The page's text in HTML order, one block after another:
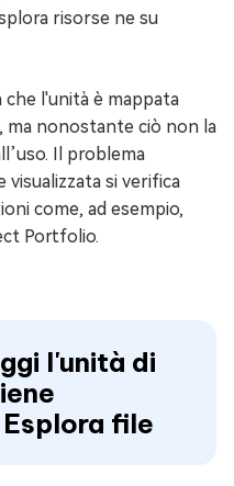
risorse ne su
l'unità è mappata
nonostante ciò non la
Il problema
si verifica
come, ad esempio,
Portfolio.
l'unità di
file